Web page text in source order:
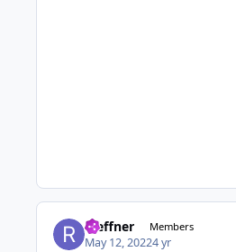
rseffner Members
May 12, 20224 yr